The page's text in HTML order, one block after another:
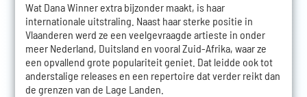
Wat Dana Winner extra bijzonder maakt, is haar
internationale uitstraling. Naast haar sterke positie in
Vlaanderen werd ze een veelgevraagde artieste in onder
meer Nederland, Duitsland en vooral Zuid-Afrika, waar ze
een opvallend grote populariteit geniet. Dat leidde ook tot
anderstalige releases en een repertoire dat verder reikt dan
de grenzen van de Lage Landen.